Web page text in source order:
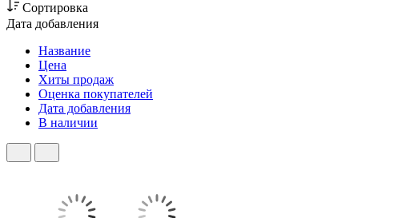
Сортировка
Дата добавления
Название
Цена
Хиты продаж
Оценка покупателей
Дата добавления
В наличии